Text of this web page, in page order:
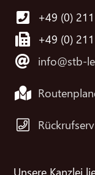
+49 (0)
+49 (0)
info@stb-
Unsere Kanzlei